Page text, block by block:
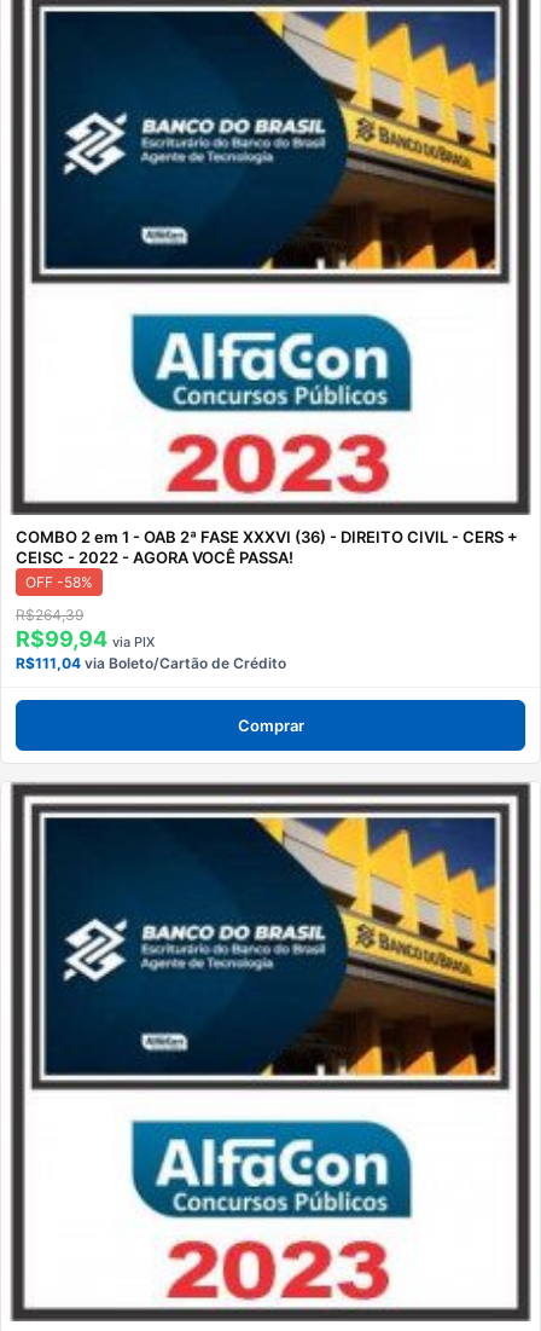
COMBO 2 em 1 - OAB 2ª FASE XXXVI (36) - DIREITO CIVIL - CERS +
CEISC - 2022 - AGORA VOCÊ PASSA!
OFF -58%
R$264,39
R$99,94 via PIX
R$111,04 via Boleto/Cartão de Crédito
Comprar